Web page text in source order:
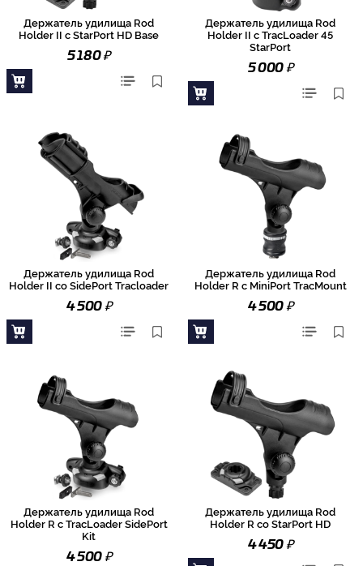
Держатель удилища Rod
Holder II с StarPort HD Base
5 180₽
Держатель удилища Rod
Holder II с TracLoader 45
StarPort
5 000₽
Держатель удилища Rod
Holder II со SidePort Tracloader
4 500₽
Держатель удилища Rod
Holder R с MiniPort TracMount
4 500₽
Держатель удилища Rod
Holder R с TracLoader SidePort
Kit
4 500₽
Держатель удилища Rod
Holder R со StarPort HD
4 450₽